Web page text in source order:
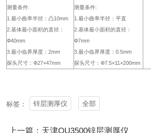
测量条件:
1.最小曲率半径：凸10mm
2.基体最小面积的直径：
Ф40mm
3.最小临界厚度：2mm
探头尺寸：Ф27×47mm
测量条件:
1.最小曲率半径：平直
2.基体最小面积的直径：
Ф7mm
3.最小临界厚度：0.5mm
探头尺寸：Ф7.5×11×200mm
标签： 锌层测厚仪 全部
上一篇：天津OU3500锌层测厚仪